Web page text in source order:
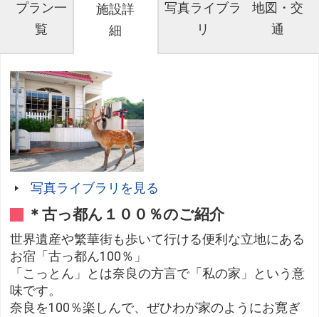
プラン一
覧
施設詳
細
写真ライブラ
リ
地図・交
通
写真ライブラリを見る
＊古っ都ん１００％のご紹介
世界遺産や繁華街も歩いて行ける便利な立地にある
お宿「古っ都ん100％」
「こっとん」とは奈良の方言で「私の家」という意
味です。
奈良を100％楽しんで、ぜひわが家のようにお寛ぎ